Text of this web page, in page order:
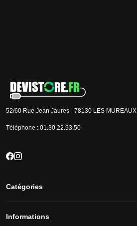
52/60 Rue Jean Jaures - 78130 LES MUREAUX
Téléphone : 01.30.22.93.50
Catégories
Informations